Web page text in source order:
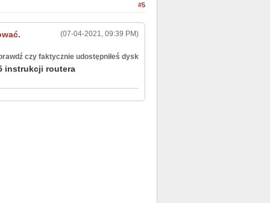
#5
(07-04-2021, 09:39 PM)
czy faktycznie udostępniłeś dysk
instrukcji routera